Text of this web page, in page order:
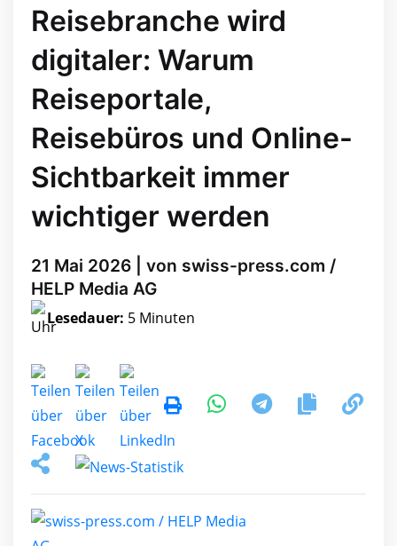
Reisebranche wird
digitaler: Warum
Reiseportale,
Reisebüros und Online-
Sichtbarkeit immer
wichtiger werden
21 Mai 2026 | von swiss-press.com /
HELP Media AG
Lesedauer: 5 Minuten